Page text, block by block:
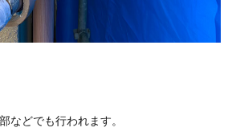
などでも行われます。